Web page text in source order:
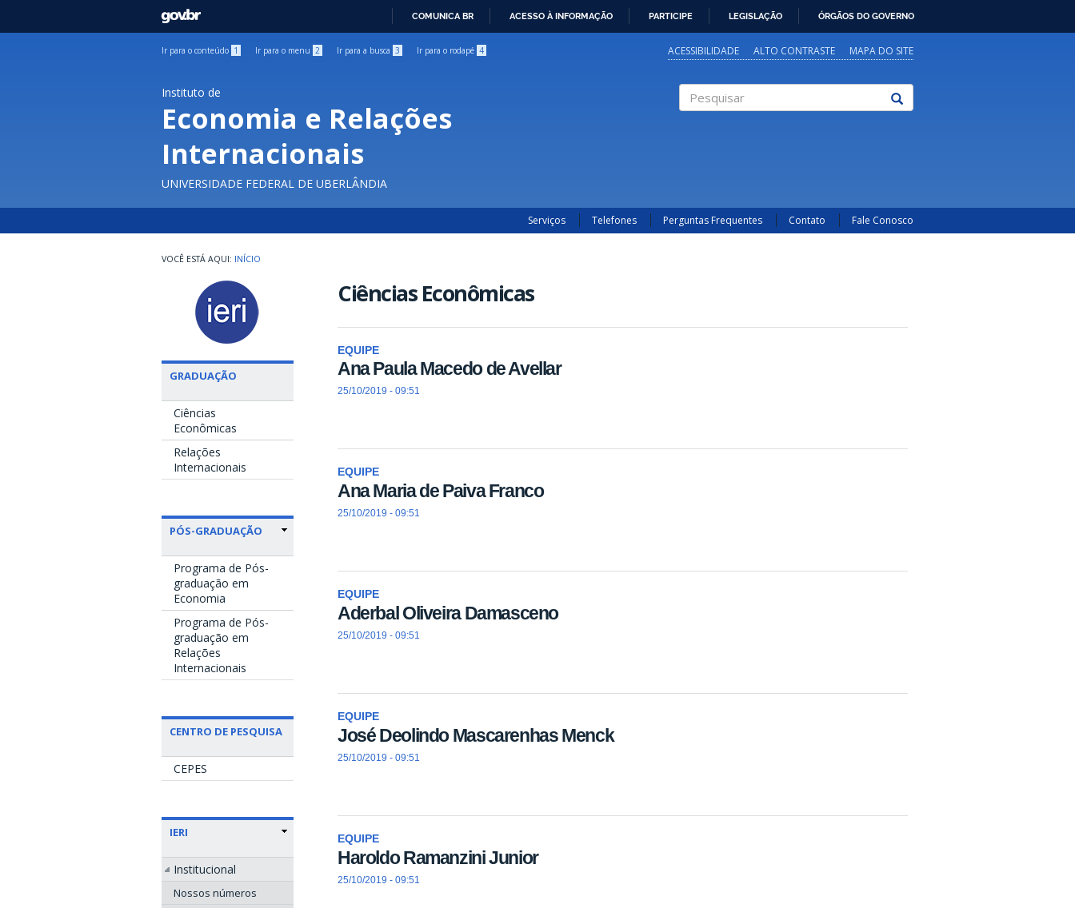
GOVBR
COMUNICA BR ACESSO À INFORMAÇÃO PARTICIPE LEGISLAÇÃO ÓRGÃOS DO GOVERNO
Ir para o conteúdo 1 Ir para o menu 2 Ir para a busca 3 Ir para o rodapé 4 ACESSIBILIDADE ALTO CONTRASTE MAPA DO SITE
Instituto de
Economia e Relações
Internacionais
UNIVERSIDADE FEDERAL DE UBERLÂNDIA
Serviços Telefones Perguntas Frequentes Contato Fale Conosco
INÍCIO
GRADUAÇÃO
Ciências
Econômicas
Relações
Internacionais
PÓS-GRADUAÇÃO
Programa de Pós-
graduação em
Economia
Programa de Pós-
graduação em
Relações
Internacionais
CENTRO DE PESQUISA
CEPES
IERI
Institucional
Nossos números
Ciências Econômicas
EQUIPE
Ana Paula Macedo de Avellar
25/10/2019 - 09:51
EQUIPE
Ana Maria de Paiva Franco
25/10/2019 - 09:51
EQUIPE
Aderbal Oliveira Damasceno
25/10/2019 - 09:51
EQUIPE
José Deolindo Mascarenhas Menck
25/10/2019 - 09:51
EQUIPE
Haroldo Ramanzini Junior
25/10/2019 - 09:51